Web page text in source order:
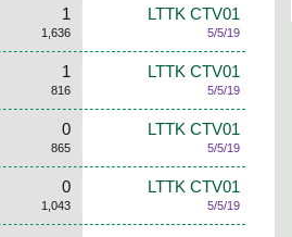
1
1,636
LTTK CTV01
5/5/19
1
816
LTTK CTV01
5/5/19
0
865
LTTK CTV01
5/5/19
0
1,043
LTTK CTV01
5/5/19